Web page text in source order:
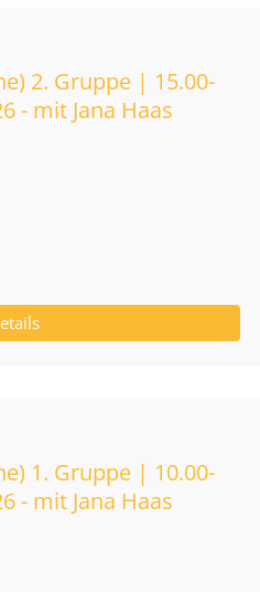
2. Gruppe | 15.00-
- mit Jana Haas
1. Gruppe | 10.00-
- mit Jana Haas